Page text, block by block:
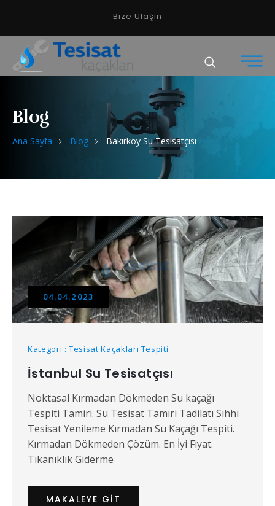
Bize Ulaşın
Blog
Ana Sayfa Blog Bakırköy Su Tesisatçısı
04.04.2023
Kategori : Tesisat Kaçakları Tespiti
İstanbul Su Tesisatçısı
Noktasal Kırmadan Dökmeden Su kaçağı
Tespiti Tamiri. Su Tesisat Tamiri Tadilatı Sıhhi
Tesisat Yenileme Kırmadan Su Kaçağı Tespiti.
Kırmadan Dökmeden Çözüm. En İyi Fiyat.
Tıkanıklık Giderme
MAKALEYE GIT